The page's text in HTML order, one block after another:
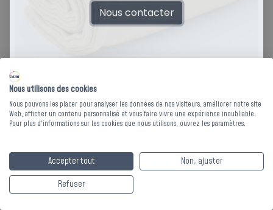
COUVERTURE
POLAIRE CAMEL -
350 g/m² - 180 x 220
Nous contacter
Nous utilisons des cookies
Nous pouvons les placer pour analyser les données de nos visiteurs, améliorer notre site
Web, afficher un contenu personnalisé et vous faire vivre une expérience inoubliable.
Pour plus d'informations sur les cookies que nous utilisons, ouvrez les paramètres.
Accepter tout
Non, ajuster
Refuser